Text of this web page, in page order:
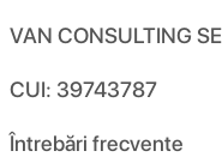
VAN CONSULTING
CUI: 39743787
Întrebări frecvente